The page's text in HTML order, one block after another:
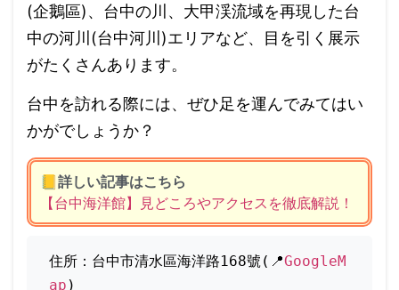
(企鵝區)、台中の川、大甲渓流域を再現した台
中の河川(台中河川)エリアなど、目を引く展示
がたくさんあります。
台中を訪れる際には、ぜひ足を運んでみてはい
かがでしょうか？
📒詳しい記事はこちら
【台中海洋館】見どころやアクセスを徹底解説！
住所：台中市清水區海洋路168號(📍GoogleM
ap )